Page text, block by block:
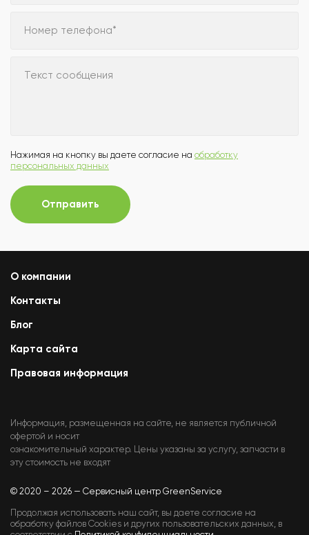
Номер телефона*
Текст сообщения
Нажимая на кнопку вы даете согласие на обработку
персональных данных
Отправить
О компании
Контакты
Блог
Карта сайта
Правовая информация
Информация, размещенная на сайте, не является публичной
офертой и носит
ознакомительный характер. Цены указаны за услугу, запчасти в
эту стоимость не входят
© 2020 – 2026 — Сервисный центр GreenService
Продолжая использовать наш сайт, вы даете согласие на
обработку файлов Cookies и других пользовательских данных, в